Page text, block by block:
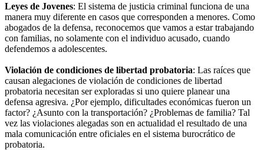
Leyes de Jovenes: El sistema de justicia criminal funciona de una
manera muy diferente en casos que corresponden a menores. Como
abogados de la defensa, reconocemos que vamos a estar trabajando
con familias, no solamente con el individuo acusado, cuando
defendemos a adolescentes.
Violación de condiciones de libertad probatoria: Las raíces que
causan alegaciones de violación de condiciones de libertad
probatoria necesitan ser exploradas si uno quiere planear una
defensa agresiva. ¿Por ejemplo, dificultades económicas fueron un
factor? ¿Asunto con la transportación? ¿Problemas de familia? Tal
vez las violaciones alegadas son en actualidad el resultado de una
mala comunicación entre oficiales en el sistema burocrático de
probatoria.